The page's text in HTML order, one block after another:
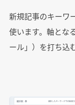
新規記事のキーワ
使います。軸とな
ール」）を打ち